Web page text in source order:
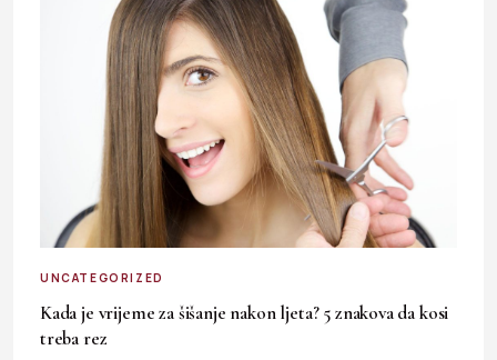
UNCATEGORIZED
Kada je vrijeme za šišanje nakon ljeta? 5 znakova da kosi
treba rez